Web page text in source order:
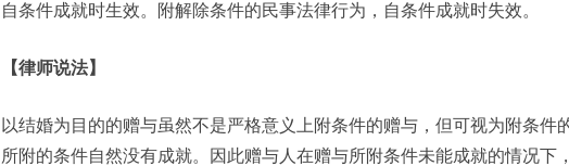
自条件成就时生效。附解除条件的民事法律行为，自条件成就时失效。
【律师说法】
以结婚为目的的赠与虽然不是严格意义上附条件的赠与，但可视为附条件
所附的条件自然没有成就。因此赠与人在赠与所附条件未能成就的情况下